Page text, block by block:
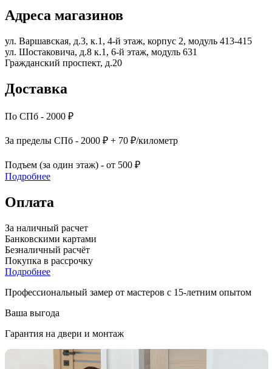
Адреса магазинов
ул. Варшавская, д.3, к.1, 4-й этаж, корпус 2, модуль 413-415
ул. Шостаковича, д.8 к.1, 6-й этаж, модуль 631
Гражданский проспект, д.20
Доставка
По СПб - 2000 ₽
За пределы СПб - 2000 ₽ + 70 ₽/километр
Подъем (за один этаж) - от 500 ₽
Подробнее
Оплата
За наличный расчет
Банковскими картами
Безналичный расчёт
Покупка в рассрочку
Подробнее
Профессиональный замер от мастеров с 15-летним опытом
Ваша выгода
Гарантия на двери и монтаж